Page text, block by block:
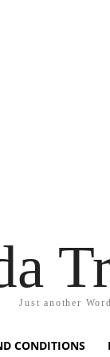
Just another
CONDITIONS